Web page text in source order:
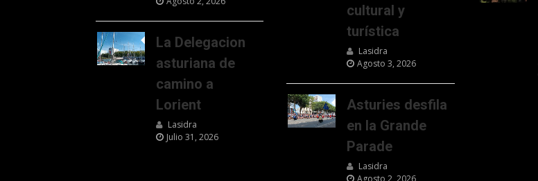
La Delegacion
asturiana de
camino a
Lorient
Lasidra
Julio 31, 2026
cultural y
turística
Lasidra
Agosto 3, 2026
Asturies desfila
en la Grande
Parade
Lasidra
Agosto 2, 2026